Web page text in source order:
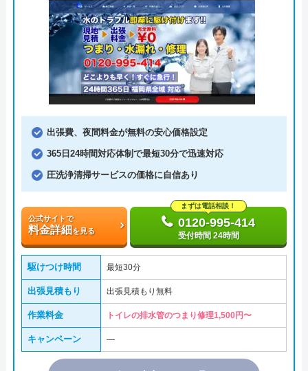
出張費、夜間料金が無料の安心価格設定
365日24時間対応体制で最短30分で迅速対応
圧洗浄清掃サービスの価格に自信あり
公式サイトで
料金詳細 を見る
まずは電話相談！
0120-995-414
受付時間 24時間
駆けつけ時間 最短30分
出張見積もり 出張見積もり無料
作業料金 トイレの排水管のつまり修理1,500円〜
キャンペーン ―